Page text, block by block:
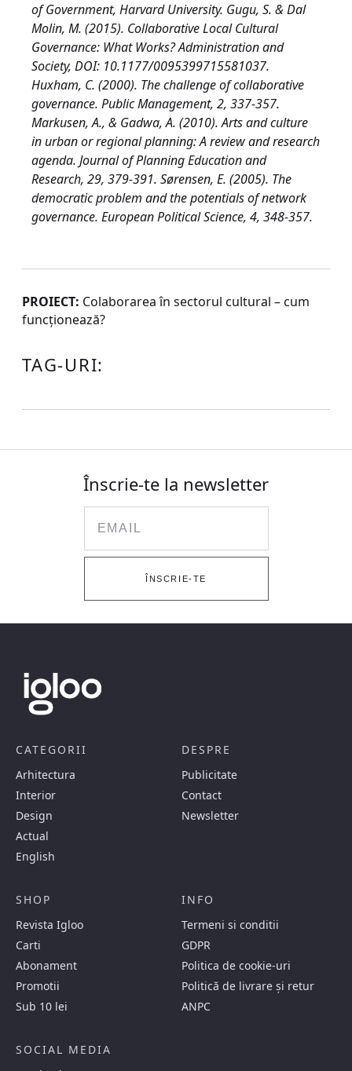
of Government, Harvard University. Gugu, S. & Dal
Molin, M. (2015). Collaborative Local Cultural
Governance: What Works? Administration and
Society, DOI: 10.1177/0095399715581037.
Huxham, C. (2000). The challenge of collaborative
governance. Public Management, 2, 337-357.
Markusen, A., & Gadwa, A. (2010). Arts and culture
in urban or regional planning: A review and research
agenda. Journal of Planning Education and
Research, 29, 379-391. Sørensen, E. (2005). The
democratic problem and the potentials of network
governance. European Political Science, 4, 348-357.
PROIECT: Colaborarea în sectorul cultural – cum
funcţionează?
TAG-URI:
Înscrie-te la newsletter
ÎNSCRIE-TE
CATEGORII
Arhitectura
Interior
Design
Actual
English
DESPRE
Publicitate
Contact
Newsletter
SHOP
Revista Igloo
Carti
Abonament
Promotii
Sub 10 lei
INFO
Termeni si conditii
GDPR
Politica de cookie-uri
Politică de livrare și retur
ANPC
SOCIAL MEDIA